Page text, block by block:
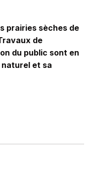
prairies sèches de
de
du public sont en
et sa